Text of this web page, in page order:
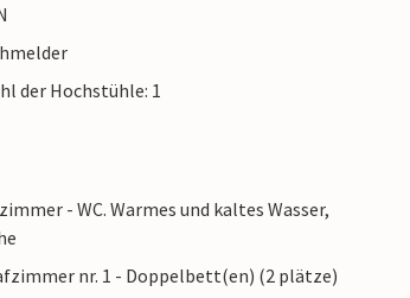
der Hochstühle: 1
- WC. Warmes und kaltes Wasser,
nr. 1 - Doppelbett(en) (2 plätze)